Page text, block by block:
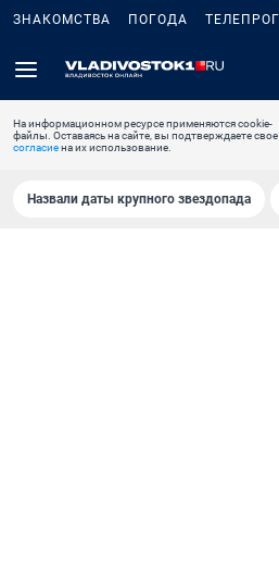
ЗНАКОМСТВА ПОГОДА
На информационном ресурсе применяются cookie-
файлы. Оставаясь на сайте, вы подтверждаете свое
согласиена их использование.
Назвали даты крупного звездопада